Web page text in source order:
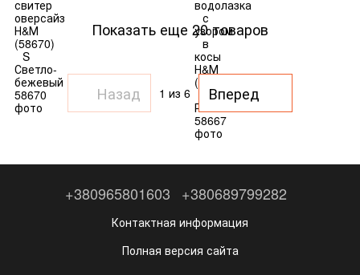
Показать еще 20 товаров
Назад 1 из 6 Вперед
+380965801603 +380689799282
Контактная информация
Полная версия сайта